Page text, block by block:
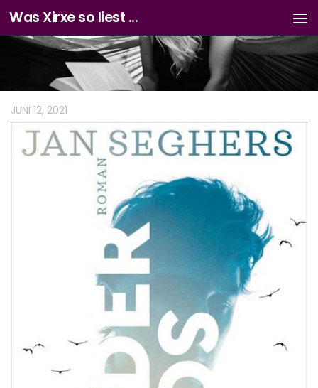
Zum Inhalt springen
Was Xirxe so liest ...
JUNI 12, 2021